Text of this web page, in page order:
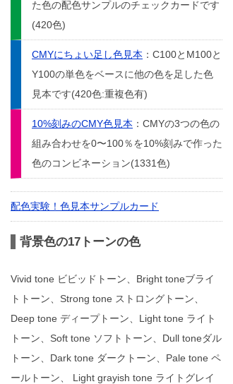
た色の配色サンプルのチェックカードです
(420色)
CMYにちょい足し色見本 ：C100とM100と
Y100の単色をベースに他の色を足した色
見本です(420色:重複色有)
10%刻みのCMY色見本 ：CMYの3つの色の
組み合わせを0〜100％を10%刻みで作った
色のコンビネーション(1331色)
配色実験！色見本サンプルカード
背景色の17トーンの色
Vivid tone ビビッドトーン、Bright toneブライ
トトーン、Strong tone ストロングトーン、
Deep tone ディープトーン、Light tone ライト
トーン、Soft tone ソフトトーン、Dull toneダル
トーン、Dark tone ダークトーン、Pale tone ペ
ールトーン、 Light grayish tone ライトグレイ